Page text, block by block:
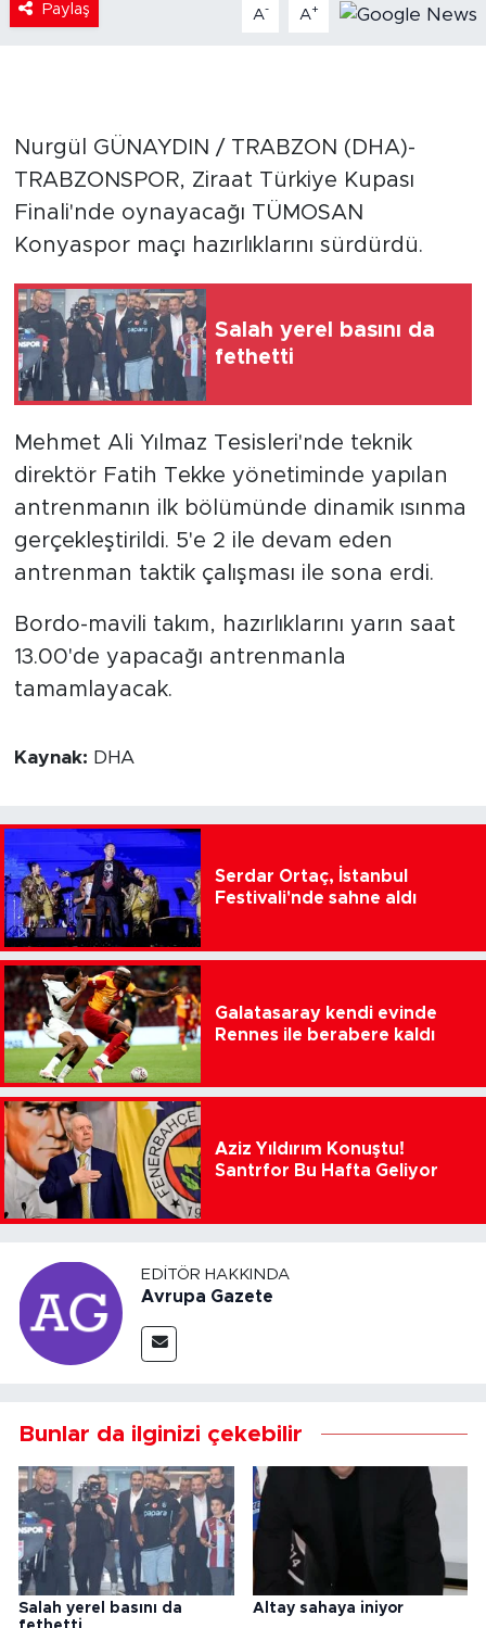
Paylaş A- A+
Nurgül GÜNAYDIN / TRABZON (DHA)-
TRABZONSPOR, Ziraat Türkiye Kupası
Finali'nde oynayacağı TÜMOSAN
Konyaspor maçı hazırlıklarını sürdürdü.
Salah yerel basını da
fethetti
Mehmet Ali Yılmaz Tesisleri'nde teknik
direktör Fatih Tekke yönetiminde yapılan
antrenmanın ilk bölümünde dinamik ısınma
gerçekleştirildi. 5'e 2 ile devam eden
antrenman taktik çalışması ile sona erdi.
Bordo-mavili takım, hazırlıklarını yarın saat
13.00'de yapacağı antrenmanla
tamamlayacak.
Kaynak: DHA
Serdar Ortaç, İstanbul
Festivali'nde sahne aldı
Galatasaray kendi evinde
Rennes ile berabere kaldı
Aziz Yıldırım Konuştu!
Santrfor Bu Hafta Geliyor
EDITÖR HAKKINDA
Avrupa Gazete
Bunlar da ilginizi çekebilir
Salah yerel basını da
Altay sahaya iniyor